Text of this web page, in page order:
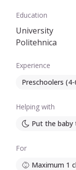
Education
University
Politehnica
Experience
Preschoolers
Helping with
Put the baby
For
Maximum 1